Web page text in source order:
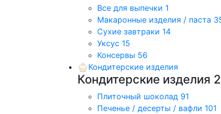
Все для выпечки 1
Макаронные изделия / паста
Сухие завтраки 14
Уксус 15
Консервы 56
Кондитерские изделия
Кондитерские изделия
Плиточный шоколад 91
Печенье / десерты / вафли 101